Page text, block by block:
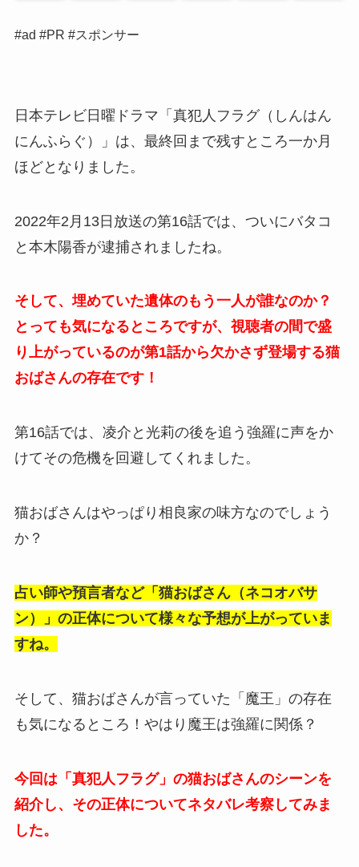
#ad #PR #スポンサー
日本テレビ日曜ドラマ「真犯人フラグ（しんはん
にんふらぐ）」は、最終回まで残すところ一か月
ほどとなりました。
2022年2月13日放送の第16話では、ついにバタコ
と本木陽香が逮捕されましたね。
そして、埋めていた遺体のもう一人が誰なのか？
とっても気になるところですが、視聴者の間で盛
り上がっているのが第1話から欠かさず登場する猫
おばさんの存在です！
第16話では、凌介と光莉の後を追う強羅に声をか
けてその危機を回避してくれました。
猫おばさんはやっぱり相良家の味方なのでしょう
か？
占い師や預言者など「猫おばさん（ネコオバサ
ン）」の正体について様々な予想が上がっていま
すね。
そして、猫おばさんが言っていた「魔王」の存在
も気になるところ！やはり魔王は強羅に関係？
今回は「真犯人フラグ」の猫おばさんのシーンを
紹介し、その正体についてネタバレ考察してみま
した。